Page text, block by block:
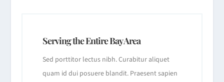
Serving the Entire Bay Area
Sed porttitor lectus nibh. Curabitur aliquet
quam id dui posuere blandit. Praesent sapien